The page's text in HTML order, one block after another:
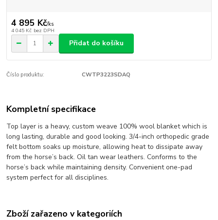
4 895 Kč/ks
4 045 Kč bez DPH
Přidat do košíku
Číslo produktu: CWTP3223SDAQ
Kompletní specifikace
Top layer is a heavy, custom weave 100% wool blanket which is
long lasting, durable and good looking. 3/4-inch orthopedic grade
felt bottom soaks up moisture, allowing heat to dissipate away
from the horse’s back. Oil tan wear leathers. Conforms to the
horse’s back while maintaining density. Convenient one-pad
system perfect for all disciplines.
Zboží zařazeno v kategoriích